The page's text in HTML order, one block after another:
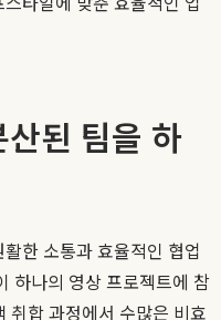
된 팀을 하
한 소통과 효율적인 협업
하나의 영상 프로젝트에 참
취합 과정에서 수많은 비효